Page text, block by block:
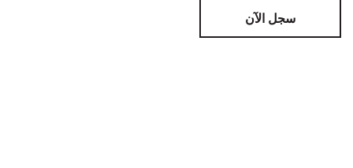
سجل الآن